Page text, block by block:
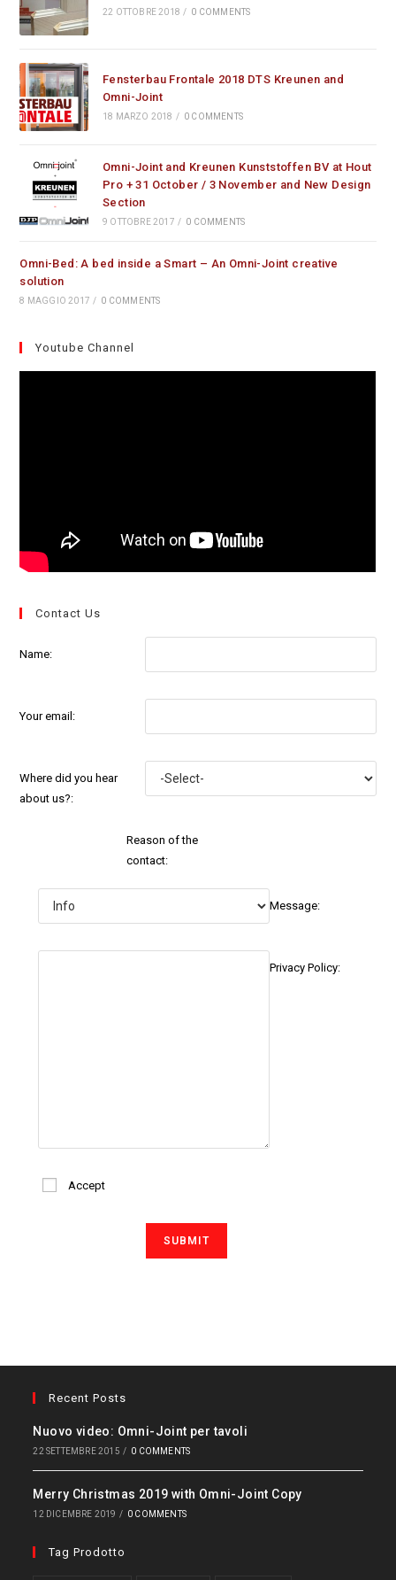
22 OTTOBRE 2018 / 0 COMMENTS
Fensterbau Frontale 2018 DTS Kreunen and
Omni-Joint
18 MARZO 2018 / 0 COMMENTS
Omni-Joint and Kreunen Kunststoffen BV at Hout
Pro + 31 October / 3 November and New Design
Section
9 OTTOBRE 2017 / 0 COMMENTS
Omni-Bed: A bed inside a Smart – An Omni-Joint creative
solution
8 MAGGIO 2017 / 0 COMMENTS
Youtube Channel
Contact Us
Name:
Your email:
Where did you hear
about us?:
Reason of the
contact:
Message:
Privacy Policy:
Accept
Recent Posts
Nuovo video: Omni-Joint per tavoli
22 SETTEMBRE 2015 / 0 COMMENTS
Merry Christmas 2019 with Omni-Joint Copy
12 DICEMBRE 2019 / 0 COMMENTS
Tag Prodotto